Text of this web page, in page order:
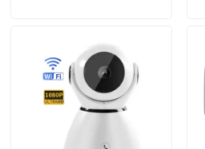
Über uns
Werksbesichtigung